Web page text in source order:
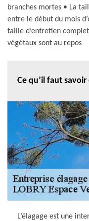
branches mortes • La
entre le début du mois
taille d’entretien
végétaux sont au repos
Ce qu’il faut savoir
L’élagage est une